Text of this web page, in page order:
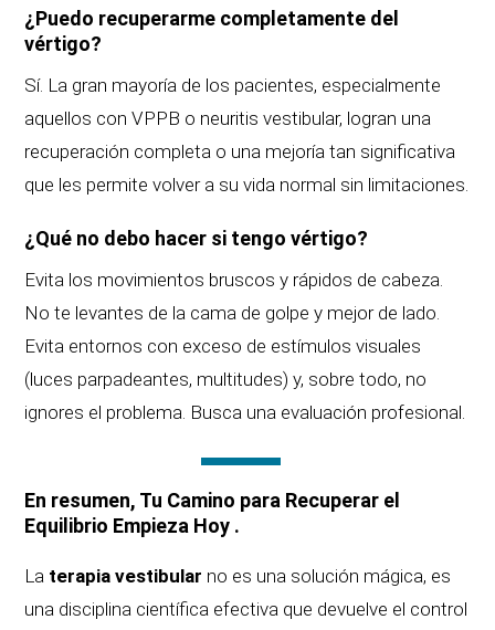
¿Puedo recuperarme completamente del
vértigo?
Sí. La gran mayoría de los pacientes, especialmente
aquellos con VPPB o neuritis vestibular, logran una
recuperación completa o una mejoría tan significativa
que les permite volver a su vida normal sin limitaciones.
¿Qué no debo hacer si tengo vértigo?
Evita los movimientos bruscos y rápidos de cabeza.
No te levantes de la cama de golpe y mejor de lado.
Evita entornos con exceso de estímulos visuales
(luces parpadeantes, multitudes) y, sobre todo, no
ignores el problema. Busca una evaluación profesional.
En resumen, Tu Camino para Recuperar el
Equilibrio Empieza Hoy .
La terapia vestibular no es una solución mágica, es
una disciplina científica efectiva que devuelve el control